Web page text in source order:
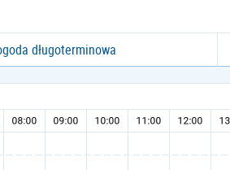
długoterminowa